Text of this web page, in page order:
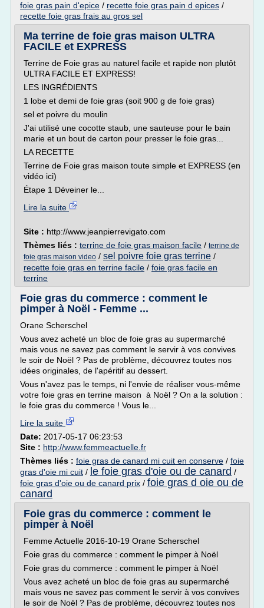
foie gras pain d'epice / recette foie gras pain d epices /
recette foie gras frais au gros sel
Ma terrine de foie gras maison ULTRA
FACILE et EXPRESS
Terrine de Foie gras au naturel facile et rapide non plutôt
ULTRA FACILE ET EXPRESS!
LES INGRÉDIENTS
1 lobe et demi de foie gras (soit 900 g de foie gras)
sel et poivre du moulin
J'ai utilisé une cocotte staub, une sauteuse pour le bain
marie et un bout de carton pour presser le foie gras...
LA RECETTE
Terrine de Foie gras maison toute simple et EXPRESS (en
vidéo ici)
Étape 1 Déveiner le...
Lire la suite
Site : http://www.jeanpierrevigato.com
Thèmes liés : terrine de foie gras maison facile / terrine de
foie gras maison video / sel poivre foie gras terrine /
recette foie gras en terrine facile / foie gras facile en
terrine
Foie gras du commerce : comment le
pimper à Noël - Femme ...
Orane Scherschel
Vous avez acheté un bloc de foie gras au supermarché
mais vous ne savez pas comment le servir à vos convives
le soir de Noël ? Pas de problème, découvrez toutes nos
idées originales, de l'apéritif au dessert.
Vous n'avez pas le temps, ni l'envie de réaliser vous-même
votre foie gras en terrine maison à Noël ? On a la solution :
le foie gras du commerce ! Vous le...
Lire la suite
Date: 2017-05-17 06:23:53
Site : http://www.femmeactuelle.fr
Thèmes liés : foie gras de canard mi cuit en conserve / foie
gras d'oie mi cuit / le foie gras d'oie ou de canard /
foie gras d'oie ou de canard prix / foie gras d oie ou de
canard
Foie gras du commerce : comment le
pimper à Noël
Femme Actuelle 2016-10-19 Orane Scherschel
Foie gras du commerce : comment le pimper à Noël
Foie gras du commerce : comment le pimper à Noël
Vous avez acheté un bloc de foie gras au supermarché
mais vous ne savez pas comment le servir à vos convives
le soir de Noël ? Pas de problème, découvrez toutes nos